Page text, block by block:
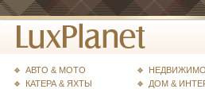
АВТО & МОТО
КАТЕРА & ЯХТЫ
ДОМ &